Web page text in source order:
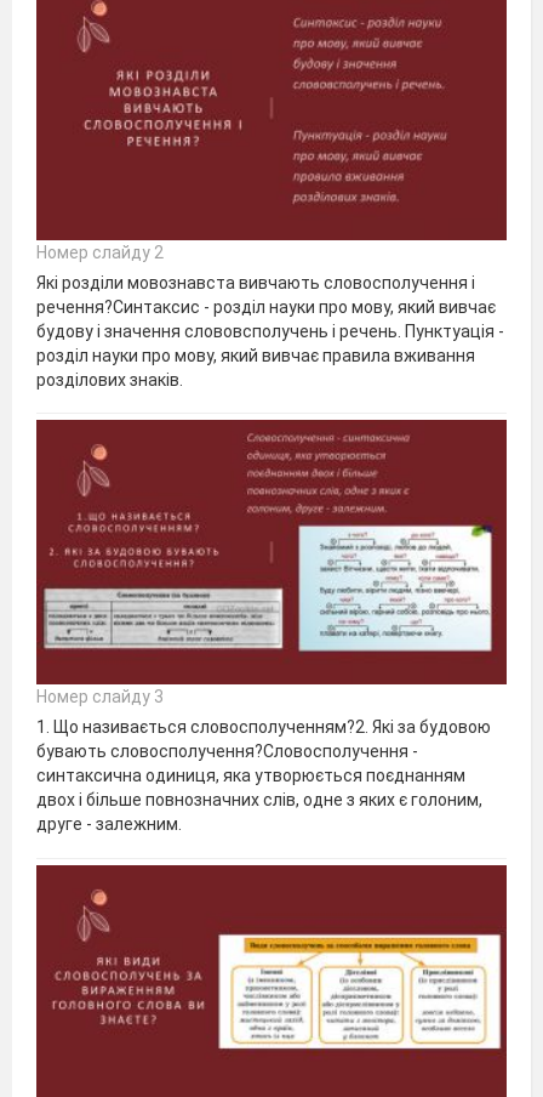
Номер слайду 2
Які розділи мовознавста вивчають словосполучення і
речення?Синтаксис - розділ науки про мову, який вивчає
будову і значення слововсполучень і речень. Пунктуація -
розділ науки про мову, який вивчає правила вживання
розділових знаків.
Номер слайду 3
1. Що називається словосполученням?2. Які за будовою
бувають словосполучення?Словосполучення -
синтаксична одиниця, яка утворюється поєднанням
двох і більше повнозначних слів, одне з яких є голоним,
друге - залежним.